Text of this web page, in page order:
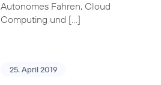
Autonomes Fahren, Cloud
Computing und […]
25. April 2019